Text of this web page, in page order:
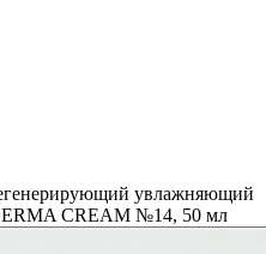
увлажняющий
CREAM №14, 50 мл